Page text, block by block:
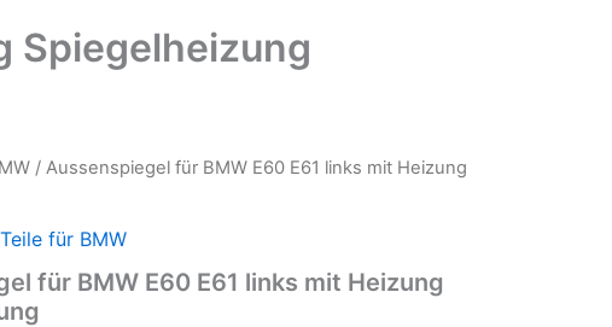
Spiegelheizung
/ Aussenspiegel für BMW E60 E61 links mit Heizung
Teile für BMW
für BMW E60 E61 links mit Heizung